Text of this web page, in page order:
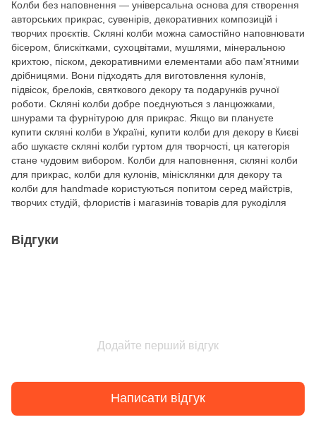
Колби без наповнення — універсальна основа для створення
авторських прикрас, сувенірів, декоративних композицій і
творчих проєктів. Скляні колби можна самостійно наповнювати
бісером, блискітками, сухоцвітами, мушлями, мінеральною
крихтою, піском, декоративними елементами або пам'ятними
дрібницями. Вони підходять для виготовлення кулонів,
підвісок, брелоків, святкового декору та подарунків ручної
роботи. Скляні колби добре поєднуються з ланцюжками,
шнурами та фурнітурою для прикрас. Якщо ви плануєте
купити скляні колби в Україні, купити колби для декору в Києві
або шукаєте скляні колби гуртом для творчості, ця категорія
стане чудовим вибором. Колби для наповнення, скляні колби
для прикрас, колби для кулонів, мінісклянки для декору та
колби для handmade користуються попитом серед майстрів,
творчих студій, флористів і магазинів товарів для рукоділля
Відгуки
Додайте перший відгук
Написати відгук